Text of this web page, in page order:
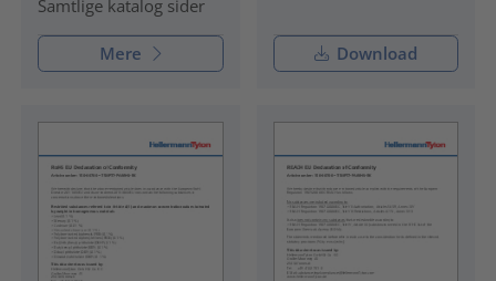
Samtlige katalog sider
Mere Download